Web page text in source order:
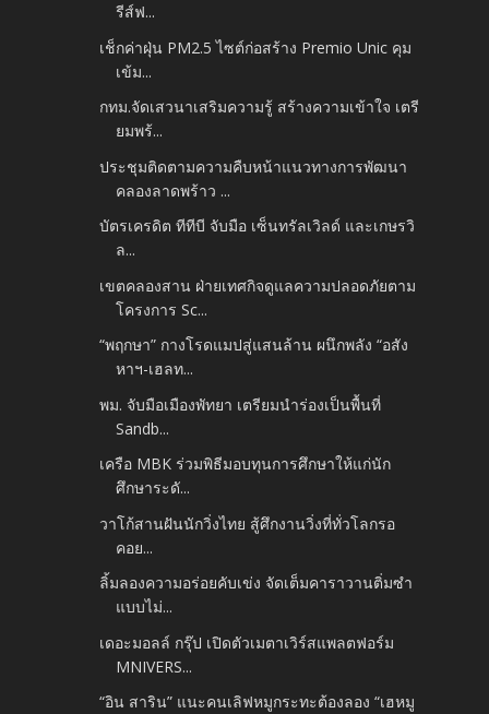
รีส์ฟ...
เช็กค่าฝุ่น PM2.5 ไซต์ก่อสร้าง Premio Unic คุม
เข้ม...
กทม.จัดเสวนาเสริมความรู้ สร้างความเข้าใจ เตรี
ยมพร้...
ประชุมติดตามความคืบหน้าแนวทางการพัฒนา
คลองลาดพร้าว ...
บัตรเครดิต ทีทีบี จับมือ เซ็นทรัลเวิลด์ และเกษรวิ
ล...
เขตคลองสาน ฝ่ายเทศกิจ​ดูแลความปลอดภัยตาม
โครงการ Sc...
“พฤกษา” กางโรดแมปสู่แสนล้าน ผนึกพลัง “อสัง
หาฯ-เฮลท...
พม. จับมือเมืองพัทยา เตรียมนำร่องเป็นพื้นที่
Sandb...
เครือ MBK ร่วมพิธีมอบทุนการศึกษาให้แก่นัก
ศึกษาระดั...
วาโก้สานฝันนักวิ่งไทย สู้ศึกงานวิ่งที่ทั่วโลกรอ
คอย...
ลิ้มลองความอร่อยคับเข่ง จัดเต็มคาราวานติ่มซำ
แบบไม่...
เดอะมอลล์ กรุ๊ป เปิดตัวเมตาเวิร์สแพลตฟอร์ม
MNIVERS...
“อิน สาริน” แนะคนเลิฟหมูกระทะต้องลอง “เฮหมู